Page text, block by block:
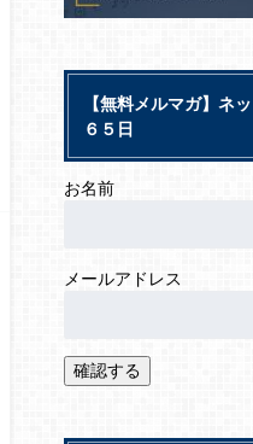
【無料メルマガ】ネ
６５日
お名前
メールアドレス